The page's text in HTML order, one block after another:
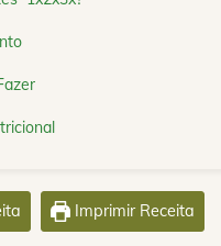
Imprimir Receita